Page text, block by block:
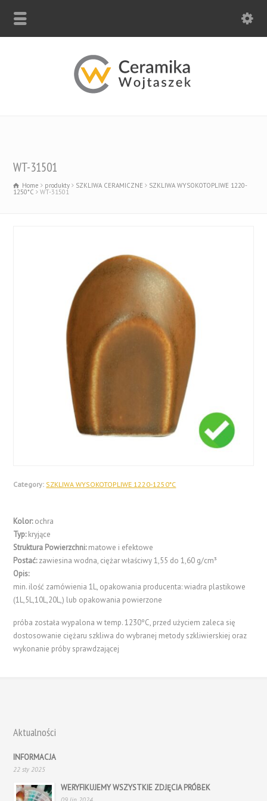
WT-31501
Home produkty SZKLIWA CERAMICZNE SZKLIWA WYSOKOTOPLIWE 1220-
1250*C WT-31501
Category: SZKLIWA WYSOKOTOPLIWE 1220-1250*C
Kolor:ochra
Typ:kryjące
Struktura Powierzchni:matowe i efektowe
Postać:zawiesina wodna, ciężar właściwy 1,55 do 1,60 g/cm³
Opis:
min. ilość zamówienia 1L, opakowania producenta: wiadra plastikowe
(1L,5L,10L,20L,) lub opakowania powierzone
próba została wypalona w temp. 1230ºC, przed użyciem zaleca się
dostosowanie ciężaru szkliwa do wybranej metody szkliwierskiej oraz
wykonanie próby sprawdzającej
Aktualności
INFORMACJA
22 sty 2025
WERYFIKUJEMY WSZYSTKIE ZDJĘCIA PRÓBEK